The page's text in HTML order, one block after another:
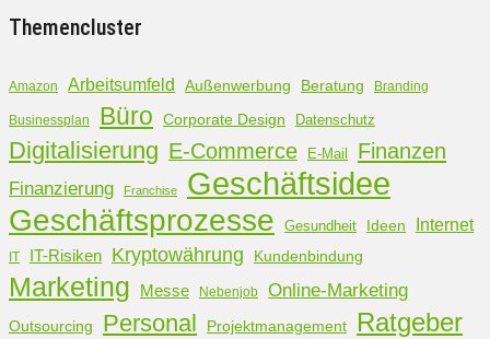
Themencluster
Amazon Arbeitsumfeld Außenwerbung Beratung Branding
Businessplan Büro Corporate Design Datenschutz
Digitalisierung E-Commerce E-Mail Finanzen
Finanzierung Franchise Geschäftsidee
Geschäftsprozesse Gesundheit Ideen Internet
IT IT-Risiken Kryptowährung Kundenbindung
Marketing Messe Nebenjob Online-Marketing
Outsourcing Personal Projektmanagement Ratgeber